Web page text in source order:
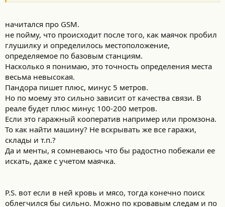
начитался про GSM.
не пойму, что происходит после того, как маячок пробил
глушилку и определилось местоположение,
определяемое по базовым станциям.
Насколько я понимаю, это точность определения места
весьма невысокая.
Пандора пишет плюс, минус 5 метров.
Но по моему это сильно зависит от качества связи. В
реале будет плюс минус 100-200 метров.
Если это гаражный кооператив например или промзона.
То как найти машину? Не вскрывать же все гаражи,
склады и т.п.?
Да и менты, я сомневаюсь что бы радостно побежали ее
искать, даже с учетом маячка.
P.S. вот если в ней кровь и мясо, тогда конечно поиск
облегчился бы сильно. Можно по кровавым следам и по